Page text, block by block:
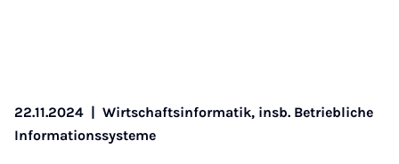
22.11.2024
Wirtschaftsinformatik, insb. Betriebliche
Informationssysteme